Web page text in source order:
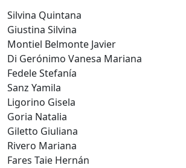
Silvina Quintana
Giustina Silvina
Montiel Belmonte Javier
Di Gerónimo Vanesa Mariana
Fedele Stefanía
Sanz Yamila
Ligorino Gisela
Goria Natalia
Giletto Giuliana
Rivero Mariana
Fares Taie Hernán